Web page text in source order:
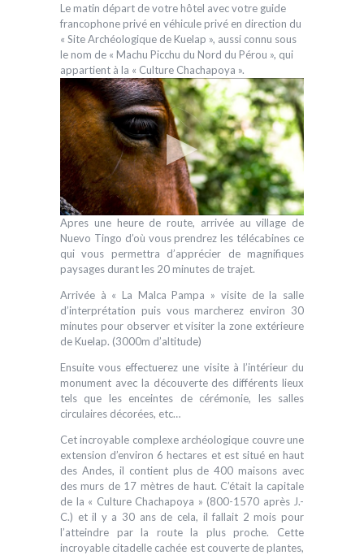
Le matin départ de votre hôtel avec votre guide
francophone privé en véhicule privé en direction du
« Site Archéologique de Kuelap », aussi connu sous
le nom de « Machu Picchu du Nord du Pérou », qui
appartient à la « Culture Chachapoya ».
Apres une heure de route, arrivée au village de
Nuevo Tingo d’où vous prendrez les télécabines ce
qui vous permettra d’apprécier de magnifiques
paysages durant les 20 minutes de trajet.
Arrivée à « La Malca Pampa » visite de la salle
d’interprétation puis vous marcherez environ 30
minutes pour observer et visiter la zone extérieure
de Kuelap. (3000m d’altitude)
Ensuite vous effectuerez une visite à l’intérieur du
monument avec la découverte des différents lieux
tels que les enceintes de cérémonie, les salles
circulaires décorées, etc…
Cet incroyable complexe archéologique couvre une
extension d’environ 6 hectares et est situé en haut
des Andes, il contient plus de 400 maisons avec
des murs de 17 mètres de haut. C’était la capitale
de la « Culture Chachapoya » (800-1570 après J.-
C.) et il y a 30 ans de cela, il fallait 2 mois pour
l’atteindre par la route la plus proche. Cette
incroyable citadelle cachée est couverte de plantes,